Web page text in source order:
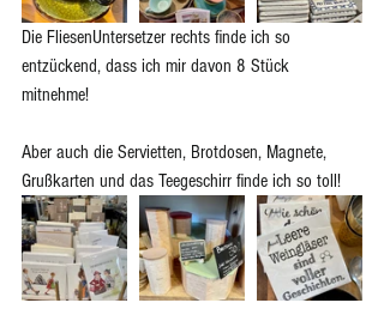
Die FliesenUntersetzer rechts finde ich so
entzückend, dass ich mir davon 8 Stück
mitnehme!
Aber auch die Servietten, Brotdosen, Magnete,
Grußkarten und das Teegeschirr finde ich so toll!